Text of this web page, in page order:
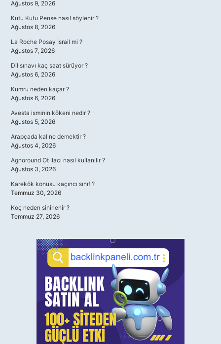
Ağustos 9, 2026
Kutu Kutu Pense nasıl söylenir ?
Ağustos 8, 2026
La Roche Posay İsrail mi ?
Ağustos 7, 2026
Dil sınavı kaç saat sürüyor ?
Ağustos 6, 2026
Kumru neden kaçar ?
Ağustos 6, 2026
Avesta isminin kökeni nedir ?
Ağustos 5, 2026
Arapçada kal ne demektir ?
Ağustos 4, 2026
Agnoround Ot ilacı nasıl kullanılır ?
Ağustos 3, 2026
Karekök konusu kaçıncı sınıf ?
Temmuz 30, 2026
Koç neden sinirlenir ?
Temmuz 27, 2026